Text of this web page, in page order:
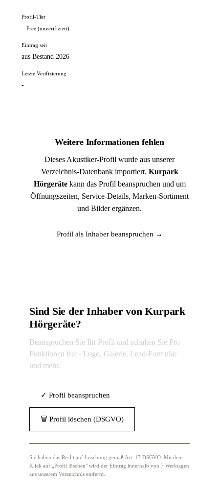
Profil-Tier
Free (unverifiziert)
Eintrag seit
aus Bestand 2026
Letzte Verifizierung
-
Weitere Informationen fehlen
Dieses Akustiker-Profil wurde aus unserer
Verzeichnis-Datenbank importiert. Kurpark
Hörgerätekann das Profil beanspruchen und um
Öffnungszeiten, Service-Details, Marken-Sortiment
und Bilder ergänzen.
Profil als Inhaber beanspruchen →
Sind Sie der Inhaber von Kurpark
Hörgeräte?
Beanspruchen Sie Ihr Profil und schalten Sie Pro-
Funktionen frei - Logo, Galerie, Lead-Formular
und mehr.
✓ Profil beanspruchen
🗑 Profil löschen (DSGVO)
Sie haben das Recht auf Löschung gemäß Art. 17 DSGVO. Mit dem
Klick auf „Profil löschen" wird der Eintrag innerhalb von 7 Werktagen
aus unserem Verzeichnis entfernt.